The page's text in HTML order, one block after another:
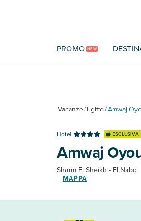
PROMO NEW
Vacanze/Egitto/Amwaj
Hotel ESCLUSIVA
Amwaj
Sharm El Sheikh - El Nabq
MAPPA